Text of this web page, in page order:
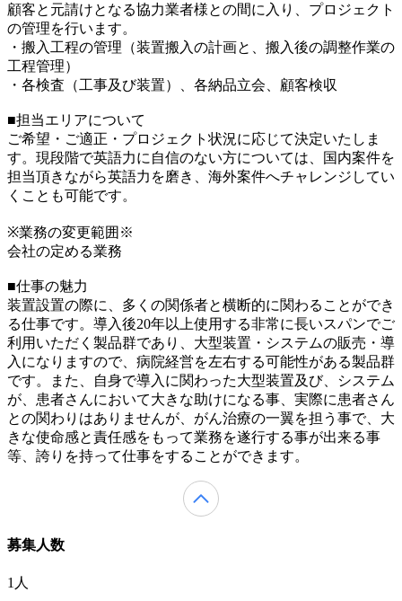
顧客と元請けとなる協力業者様との間に入り、プロジェクト
の管理を行います。
・搬入工程の管理（装置搬入の計画と、搬入後の調整作業の
工程管理）
・各検査（工事及び装置）、各納品立会、顧客検収
■担当エリアについて
ご希望・ご適正・プロジェクト状況に応じて決定いたしま
す。現段階で英語力に自信のない方については、国内案件を
担当頂きながら英語力を磨き、海外案件へチャレンジしてい
くことも可能です。
※業務の変更範囲※
会社の定める業務
■仕事の魅力
装置設置の際に、多くの関係者と横断的に関わることができ
る仕事です。導入後20年以上使用する非常に長いスパンでご
利用いただく製品群であり、大型装置・システムの販売・導
入になりますので、病院経営を左右する可能性がある製品群
です。また、自身で導入に関わった大型装置及び、システム
が、患者さんにおいて大きな助けになる事、実際に患者さん
との関わりはありませんが、がん治療の一翼を担う事で、大
きな使命感と責任感をもって業務を遂行する事が出来る事
等、誇りを持って仕事をすることができます。
募集人数
1人